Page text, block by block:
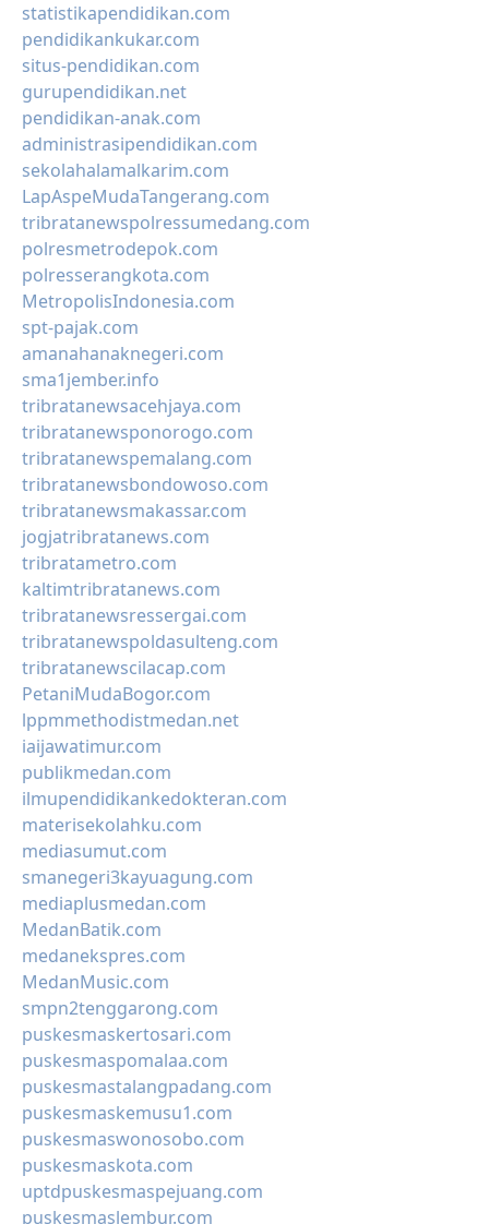
statistikapendidikan.com
pendidikankukar.com
situs-pendidikan.com
gurupendidikan.net
pendidikan-anak.com
administrasipendidikan.com
sekolahalamalkarim.com
LapAspeMudaTangerang.com
tribratanewspolressumedang.com
polresmetrodepok.com
polresserangkota.com
MetropolisIndonesia.com
spt-pajak.com
amanahanaknegeri.com
sma1jember.info
tribratanewsacehjaya.com
tribratanewsponorogo.com
tribratanewspemalang.com
tribratanewsbondowoso.com
tribratanewsmakassar.com
jogjatribratanews.com
tribratametro.com
kaltimtribratanews.com
tribratanewsressergai.com
tribratanewspoldasulteng.com
tribratanewscilacap.com
PetaniMudaBogor.com
lppmmethodistmedan.net
iaijawatimur.com
publikmedan.com
ilmupendidikankedokteran.com
materisekolahku.com
mediasumut.com
smanegeri3kayuagung.com
mediaplusmedan.com
MedanBatik.com
medanekspres.com
MedanMusic.com
smpn2tenggarong.com
puskesmaskertosari.com
puskesmaspomalaa.com
puskesmastalangpadang.com
puskesmaskemusu1.com
puskesmaswonosobo.com
puskesmaskota.com
uptdpuskesmaspejuang.com
puskesmaslembur.com